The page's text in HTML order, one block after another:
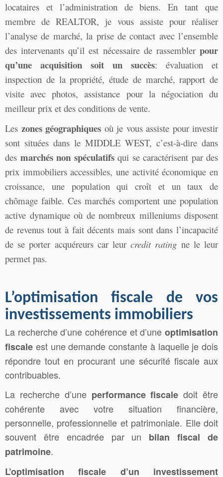
locataires et l’administration de biens. En tant que
membre de REALTOR, je vous assiste pour réaliser
l’analyse de marché, la prise de contact avec l’ensemble
des intervenants qu’il est nécessaire de rassembler pour
qu’une acquisition soit un succès: évaluation et
inspection de la propriété, étude de marché, rapport de
visite avec photos, assistance pour la négociation du
meilleur prix et des conditions de vente.
Les zones géographiques où je vous assiste pour investir
sont situées dans le MIDDLE WEST, c’est-à-dire dans
des marchés non spéculatifs qui se caractérisent par des
prix immobiliers accessibles, une activité économique en
croissance, une population qui croît et un taux de
chômage faible. Ces marchés comportent une population
active dynamique où de nombreux milleniums disposent
de revenus tout à fait décents mais sont dans l’incapacité
de se porter acquéreurs car leurcredit rating ne le leur
permet pas.
L’optimisation fiscale de vos
investissements immobiliers
La recherche d’une cohérence et d’une optimisation
fiscale est une demande constante à laquelle je dois
répondre tout en procurant une sécurité fiscale aux
contribuables.
La recherche d’une performance fiscale doit être
cohérente avec votre situation financière,
personnelle, professionnelle et patrimoniale. Elle doit
souvent être encadrée par un bilan fiscal de
patrimoine.
L’optimisation fiscale d’un investissement